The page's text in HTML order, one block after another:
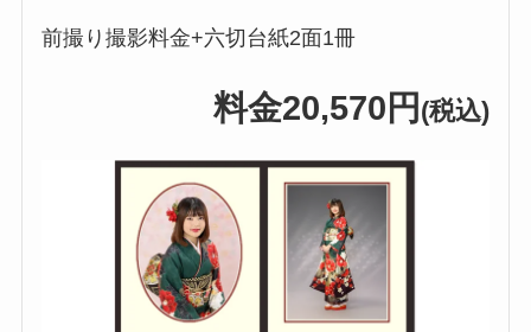
前撮り撮影料金+六切台紙2面1冊
料金20,570円 (税込)